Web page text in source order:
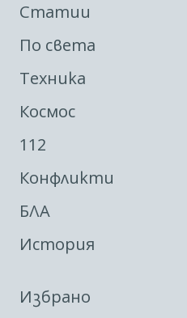
Статии
По света
Техника
Космос
112
Конфликти
БЛА
История
Избрано